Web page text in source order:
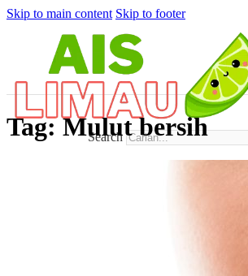
Skip to main content Skip to footer
Search
Tag:Mulut bersih